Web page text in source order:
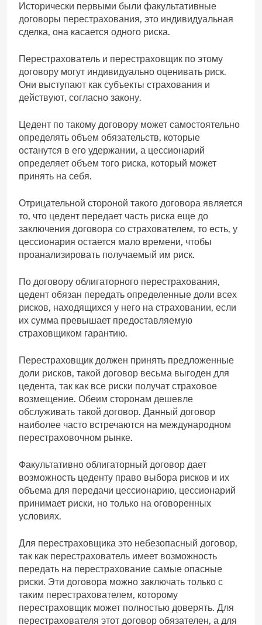
Исторически первыми были факультативные
договоры перестрахования, это индивидуальная
сделка, она касается одного риска.
Перестрахователь и перестраховщик по этому
договору могут индивидуально оценивать риск.
Они выступают как субъекты страхования и
действуют, согласно закону.
Цедент по такому договору может самостоятельно
определять объем обязательств, которые
останутся в его удержании, а цессионарий
определяет объем того риска, который может
принять на себя.
Отрицательной стороной такого договора является
то, что цедент передает часть риска еще до
заключения договора со страхователем, то есть, у
цессионария остается мало времени, чтобы
проанализировать получаемый им риск.
По договору облигаторного перестрахования,
цедент обязан передать определенные доли всех
рисков, находящихся у него на страховании, если
их сумма превышает предоставляемую
страховщиком гарантию.
Перестраховщик должен принять предложенные
доли рисков, такой договор весьма выгоден для
цедента, так как все риски получат страховое
возмещение. Обеим сторонам дешевле
обслуживать такой договор. Данный договор
наиболее часто встречаются на международном
перестраховочном рынке.
Факультативно облигаторный договор дает
возможность цеденту право выбора рисков и их
объема для передачи цессионарию, цессионарий
принимает риски, но только на оговоренных
условиях.
Для перестраховщика это небезопасный договор,
так как перестрахователь имеет возможность
передать на перестрахование самые опасные
риски. Эти договора можно заключать только с
таким перестрахователем, которому
перестраховщик может полностью доверять. Для
перестрахователя этот договор обязателен, а для